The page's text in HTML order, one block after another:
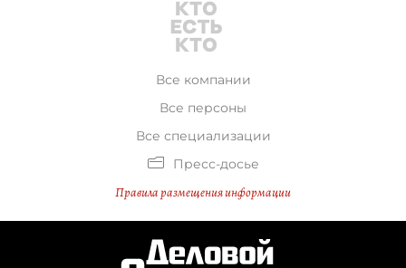
Все компании
Все персоны
Все специализации
Пресс-досье
Правила размещения информации